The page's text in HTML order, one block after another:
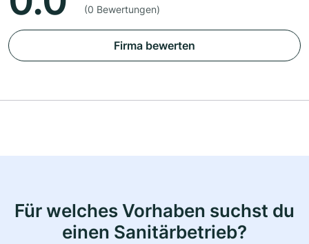
(0 Bewertungen)
Firma bewerten
Für welches Vorhaben suchst du
einen Sanitärbetrieb?